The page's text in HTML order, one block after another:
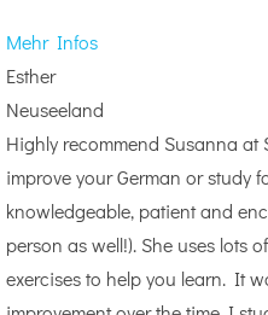
Mehr Infos
Esther
Neuseeland
Highly recommend Susanna at
improve your German or study
knowledgeable, patient and
person as well!). She uses lots
exercises to help you learn. It